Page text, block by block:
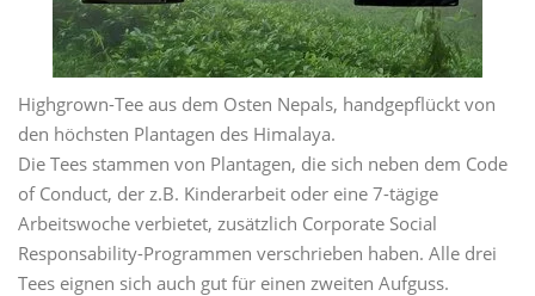
Highgrown-Tee aus dem Osten Nepals, handgepflückt von
den höchsten Plantagen des Himalaya.
Die Tees stammen von Plantagen, die sich neben dem Code
of Conduct, der z.B. Kinderarbeit oder eine 7-tägige
Arbeitswoche verbietet, zusätzlich Corporate Social
Responsability-Programmen verschrieben haben. Alle drei
Tees eignen sich auch gut für einen zweiten Aufguss.